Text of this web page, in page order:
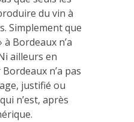
du vin à
Simplement que
Bordeaux n’a
ailleurs en
n’a pas
justifié ou
n’est, après